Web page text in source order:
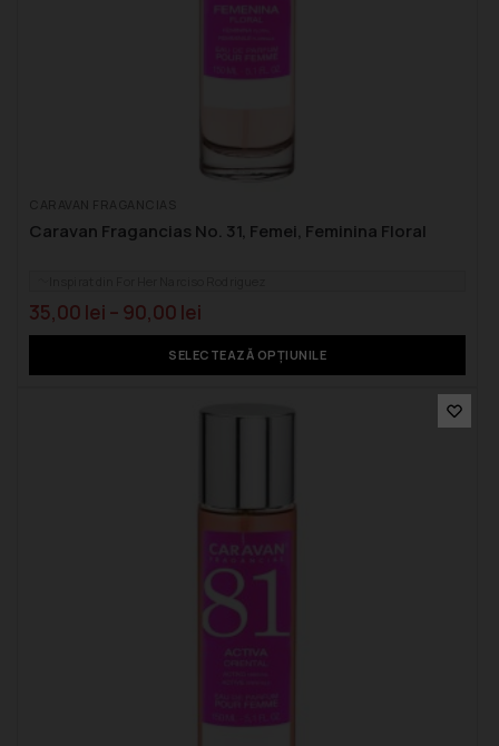
Caravan Fragancias No. 31, Femei, Feminina Floral
35,00 lei – 90,00 lei
SELECTEAZĂ OPȚIUNILE